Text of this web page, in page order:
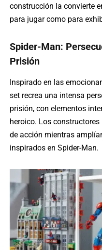
construcción la convierte
para jugar como para
Spider-Man:
Prisión
Inspirado en las
set recrea una intensa
prisión, con elementos
heroico. Los
de acción mientras
inspirados en Spider-Man.